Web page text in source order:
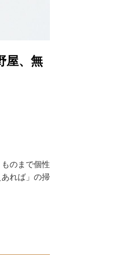
屋、無
のまで個性
れば」の掃